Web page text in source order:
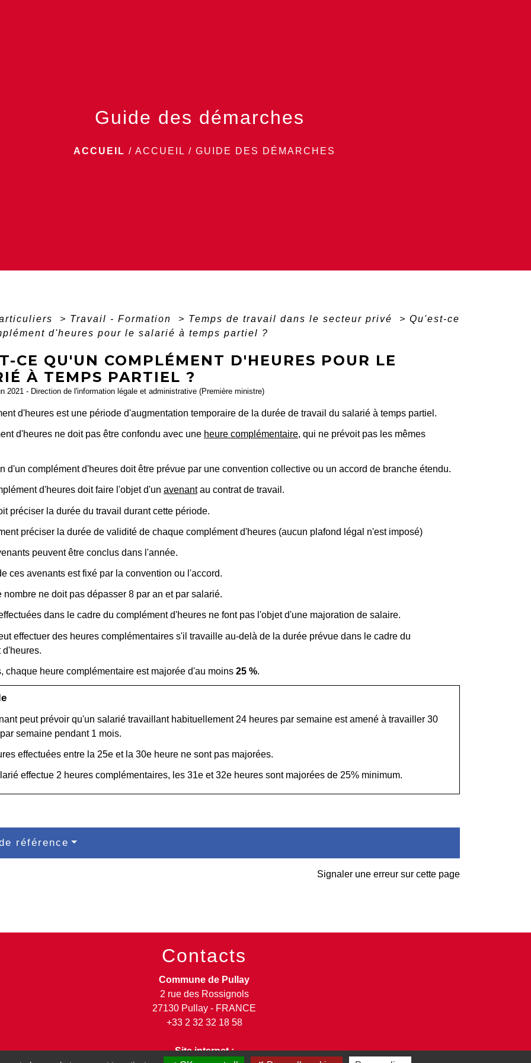
Guide des démarches
ACCUEIL / ACCUEIL / GUIDE DES DÉMARCHES
> Travail - Formation > Temps de travail dans le secteur privé > Qu'est-ce
d'heures pour le salarié à temps partiel ?
CE QU'UN COMPLÉMENT D'HEURES POUR LE
À TEMPS PARTIEL ?
2021 - Direction de l'information légale et administrative (Première ministre)
d'heures est une période d'augmentation temporaire de la durée de travail du salarié à temps partiel.
d'heures ne doit pas être confondu avec une heure complémentaire, qui ne prévoit pas les mêmes
d'un complément d'heures doit être prévue par une convention collective ou un accord de branche étendu.
d'heures doit faire l'objet d'un avenantau contrat de travail.
préciser la durée du travail durant cette période.
préciser la durée de validité de chaque complément d'heures (aucun plafond légal n'est imposé)
peuvent être conclus dans l'année.
ces avenants est fixé par la convention ou l'accord.
nombre ne doit pas dépasser 8 par an et par salarié.
dans le cadre du complément d'heures ne font pas l'objet d'une majoration de salaire.
effectuer des heures complémentaires s'il travaille au-delà de la durée prévue dans le cadre du
d'heures.
chaque heure complémentaire est majorée d'au moins25 %.
peut prévoir qu'un salarié travaillant habituellement 24 heures par semaine est amené à travailler 30
semaine pendant 1 mois.
effectuées entre la 25eet la 30eheure ne sont pas majorées.
effectue 2 heures complémentaires, les 31eet 32eheures sont majorées de 25% minimum.
référence
Signaler une erreur sur cette page
Contacts
Commune de Pullay
2 rue des Rossignols
27130 Pullay - FRANCE
+33 2 32 32 18 58
Site internet :